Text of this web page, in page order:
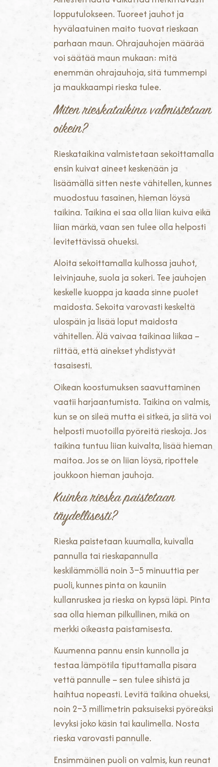
lopputulokseen. Tuoreet jauhot ja
hyvälaatuinen maito tuovat rieskaan
parhaan maun. Ohrajauhojen määrää
voi säätää maun mukaan: mitä
enemmän ohrajauhoja, sitä tummempi
ja maukkaampi rieska tulee.
Miten rieskataikina valmistetaan
oikein?
Rieskataikina valmistetaan sekoittamalla
ensin kuivat aineet keskenään ja
lisäämällä sitten neste vähitellen, kunnes
muodostuu tasainen, hieman löysä
taikina. Taikina ei saa olla liian kuiva eikä
liian märkä, vaan sen tulee olla helposti
levitettävissä ohueksi.
Aloita sekoittamalla kulhossa jauhot,
leivinjauhe, suola ja sokeri. Tee jauhojen
keskelle kuoppa ja kaada sinne puolet
maidosta. Sekoita varovasti keskeltä
ulospäin ja lisää loput maidosta
vähitellen. Älä vaivaa taikinaa liikaa –
riittää, että ainekset yhdistyvät
tasaisesti.
Oikean koostumuksen saavuttaminen
vaatii harjaantumista. Taikina on valmis,
kun se on sileä mutta ei sitkeä, ja siitä voi
helposti muotoilla pyöreitä rieskoja. Jos
taikina tuntuu liian kuivalta, lisää hieman
maitoa. Jos se on liian löysä, ripottele
joukkoon hieman jauhoja.
Kuinka rieska paistetaan
täydellisesti?
Rieska paistetaan kuumalla, kuivalla
pannulla tai rieskapannulla
keskilämmöllä noin 3–5 minuuttia per
puoli, kunnes pinta on kauniin
kullanruskea ja rieska on kypsä läpi. Pinta
saa olla hieman pilkullinen, mikä on
merkki oikeasta paistamisesta.
Kuumenna pannu ensin kunnolla ja
testaa lämpötila tiputtamalla pisara
vettä pannulle – sen tulee sihistä ja
haihtua nopeasti. Levitä taikina ohueksi,
noin 2–3 millimetrin paksuiseksi pyöreäksi
levyksi joko käsin tai kaulimella. Nosta
rieska varovasti pannulle.
Ensimmäinen puoli on valmis, kun reunat